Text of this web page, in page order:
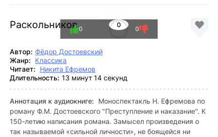
Раскольников 0
0 0
Автор: Фёдор Достоевский
Жанр:
Классика
Читает:
Никита Ефремов
Длительность: 13 минут 14 секунд
Аннотация к аудиокниге:
Моноспектакль Н. Ефремова по
роману Ф.М. Достоевского "Преступление и наказание". К
150-летию написания романа. Замысел произведения о
так называемой «сильной личности», не боящейся ни